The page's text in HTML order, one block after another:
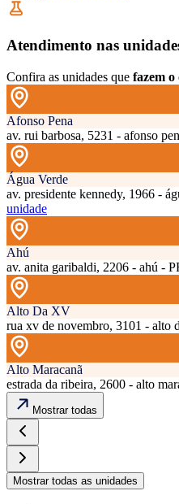
Atendimento nas
Confira as unidades que fazem o
Afonso Pena
av. rui barbosa, 5231 - afonso
Água Verde
av. presidente kennedy, 1966 -
unidade
Ahú
av. anita garibaldi, 2206 - ahú -
Alto Da XV
rua xv de novembro, 3101 - alto
Alto Maracanã
estrada da ribeira, 2600 - alto
Mostrar todas
Mostrar todas as unidades